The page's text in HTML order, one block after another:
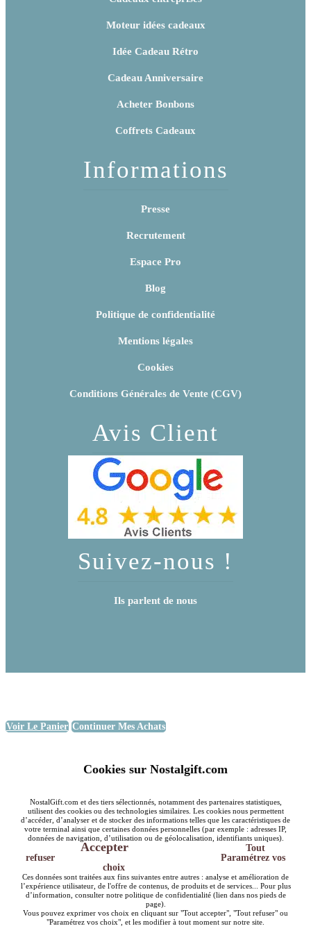
Moteur idées cadeaux
Idée Cadeau Rétro
Cadeau Anniversaire
Acheter Bonbons
Coffrets Cadeaux
Informations
Presse
Recrutement
Espace Pro
Blog
Politique de confidentialité
Mentions légales
Cookies
Conditions Générales de Vente (CGV)
Avis Client
Suivez-nous !
Ils parlent de nous
Voir Le Panier Continuer Mes Achats
Cookies sur Nostalgift.com
NostalGift.com et des tiers sélectionnés, notamment des partenaires statistiques,
utilisent des cookies ou des technologies similaires. Les cookies nous permettent
d’accéder, d’analyser et de stocker des informations telles que les caractéristiques de
votre terminal ainsi que certaines données personnelles (par exemple : adresses IP,
données de navigation, d’utilisation ou de géolocalisation, identifiants uniques).
Accepter
Tout
refuser
Paramétrez vos
choix
Ces données sont traitées aux fins suivantes entre autres : analyse et amélioration de
l’expérience utilisateur, de l'offre de contenus, de produits et de services... Pour plus
d’information, consulter notre politique de confidentialité (lien dans nos pieds de
page).
Vous pouvez exprimer vos choix en cliquant sur "Tout accepter", "Tout refuser" ou
"Paramétrez vos choix", et les modifier à tout moment sur notre site.